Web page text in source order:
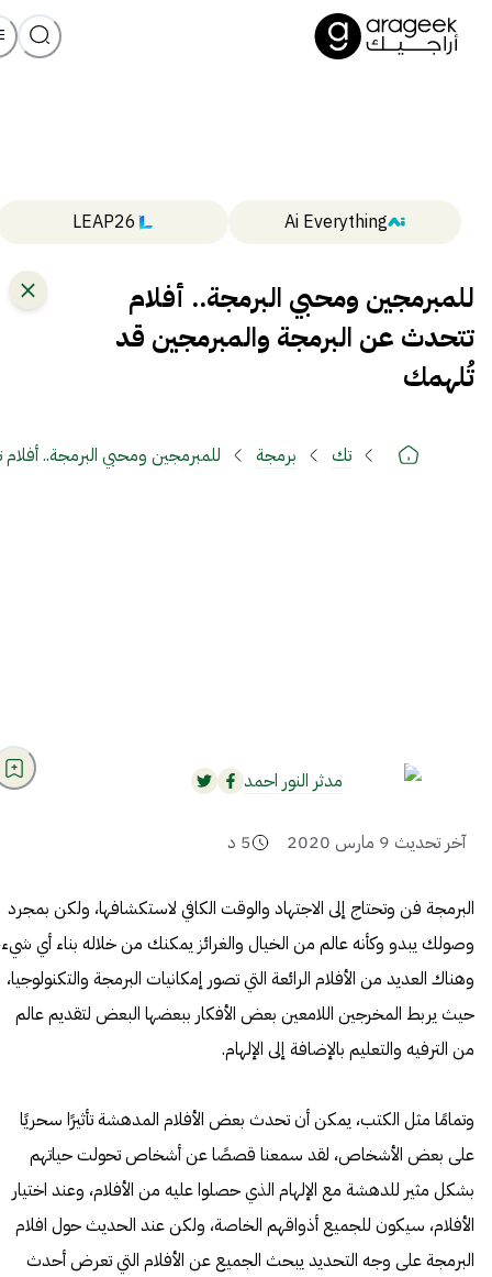
Ai Everything
LEAP26
للمبرمجين ومحبي البرمجة.. أفلام
تتحدث عن البرمجة والمبرمجين قد
تُلهمك
تك برمجة للمبرمجين ومحبي البرمجة..
مدثر النور احمد
آخر تحديث 9 مارس 2020 5 د
البرمجة فن وتحتاج إلى الاجتهاد والوقت الكافي لاستكشافها، ولكن بمجرد
وصولك يبدو وكأنه عالم من الخيال والغرائز يمكنك من خلاله بناء أي
وهناك العديد من الأفلام الرائعة التي تصور إمكانيات البرمجة والتكنولوجيا،
حيث يربط المخرجين اللامعين بعض الأفكار ببعضها البعض لتقديم عالم
من الترفيه والتعليم بالإضافة إلى الإلهام.
وتمامًا مثل الكتب، يمكن أن تحدث بعض الأفلام المدهشة تأثيرًا سحريًا
على بعض الأشخاص، لقد سمعنا قصصًا عن أشخاص تحولت حياتهم
بشكل مثير للدهشة مع الإلهام الذي حصلوا عليه من الأفلام، وعند اختيار
الأفلام، سيكون للجميع أذواقهم الخاصة، ولكن عند الحديث حول افلام
البرمجة على وجه التحديد يبحث الجميع عن الأفلام التي تعرض أحدث